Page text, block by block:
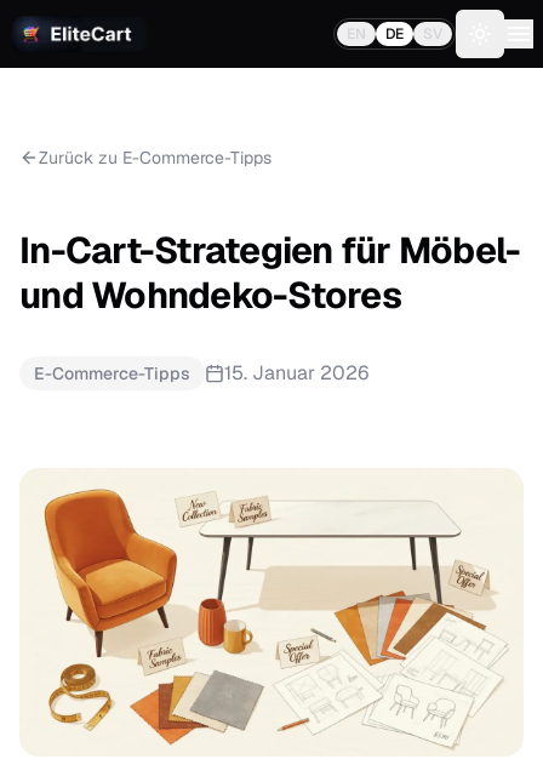
EN DE SV Toggle
Zurück zu E-Commerce-Tipps
In-Cart-Strategien für Möbel-
und Wohndeko-Stores
E-Commerce-Tipps 15. Januar 2026